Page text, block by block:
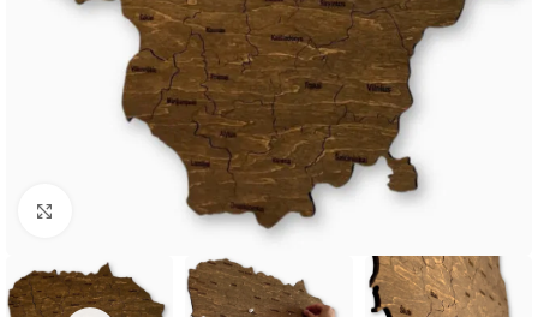
Spustelėkite, jei norite padidinti